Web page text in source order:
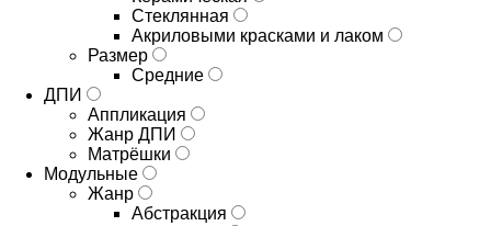
Стеклянная
Акриловыми красками и лаком
Размер
Средние
ДПИ
Аппликация
Жанр ДПИ
Матрёшки
Модульные
Жанр
Абстракция